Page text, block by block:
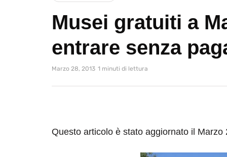
Musei gratuiti a
entrare senza
Marzo 28, 2013 1 minuti di lettura
Questo articolo è stato aggiornato il Marzo